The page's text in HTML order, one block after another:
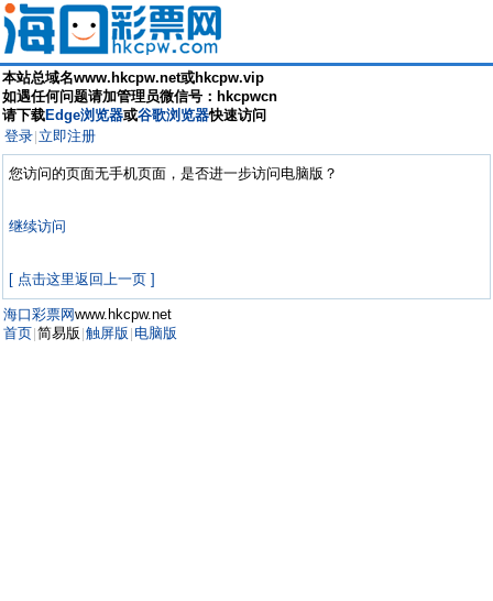
本站总域名www.hkcpw.net或hkcpw.vip
如遇任何问题请加管理员微信号：hkcpwcn
请下载Edge浏览器或谷歌浏览器快速访问
登录 立即注册
您访问的页面无手机页面，是否进一步访问电脑版？
继续访问
[ 点击这里返回上一页 ]
海口彩票网www.hkcpw.net
首页 简易版 触屏版 电脑版